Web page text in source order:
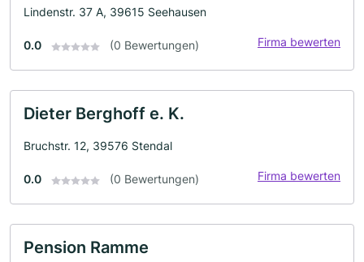
Lindenstr. 37 A, 39615 Seehausen
0.0 (0 Bewertungen) Firma bewerten
Dieter Berghoff e. K.
Bruchstr. 12, 39576 Stendal
0.0 (0 Bewertungen) Firma bewerten
Pension Ramme